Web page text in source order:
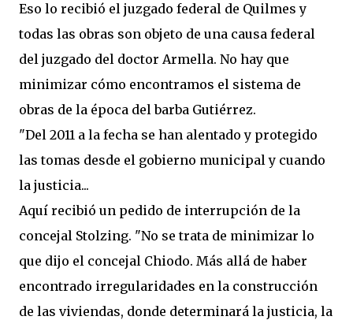
Eso lo recibió el juzgado federal de Quilmes y
todas las obras son objeto de una causa federal
del juzgado del doctor Armella. No hay que
minimizar cómo encontramos el sistema de
obras de la época del barba Gutiérrez.
"Del 2011 a la fecha se han alentado y protegido
las tomas desde el gobierno municipal y cuando
la justicia...
Aquí recibió un pedido de interrupción de la
concejal Stolzing. "No se trata de minimizar lo
que dijo el concejal Chiodo. Más allá de haber
encontrado irregularidades en la construcción
de las viviendas, donde determinará la justicia, la